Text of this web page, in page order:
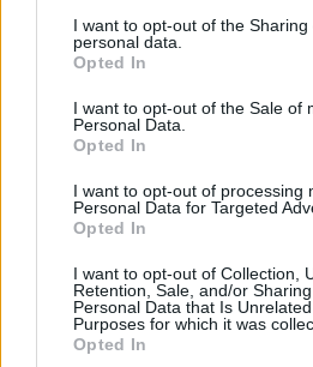
I want to opt-out of the Sharing
personal data.
Opted In
I want to opt-out of the Sale of
Personal Data.
Opted In
I want to opt-out of processing
Personal Data for Targeted
Opted In
I want to opt-out of Collection,
Retention, Sale, and/or
Personal Data that Is
Purposes for which it was
Opted In
Barbara Salesch - Das